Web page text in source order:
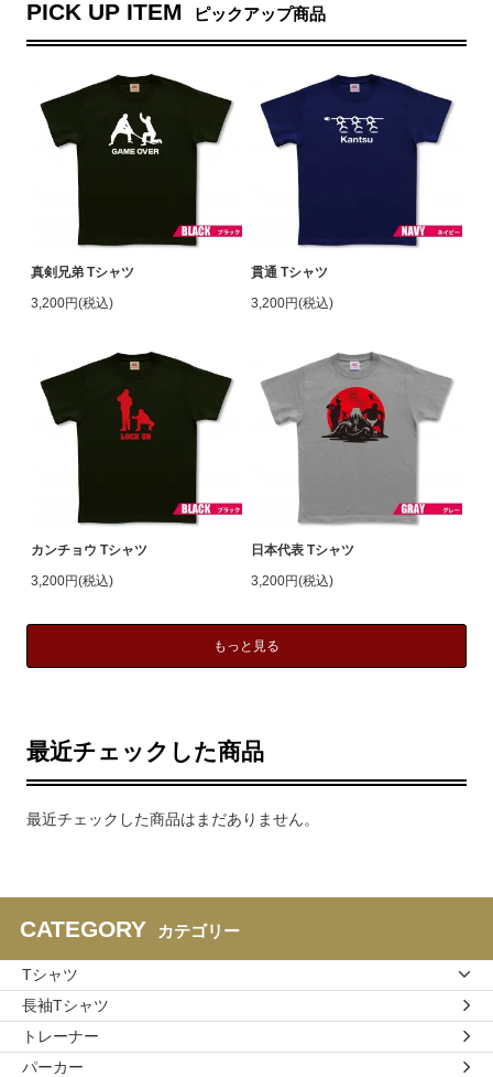
PICK UP ITEM ピックアップ商品
真剣兄弟 Tシャツ
3,200円(税込)
貫通 Tシャツ
3,200円(税込)
カンチョウ Tシャツ
3,200円(税込)
日本代表 Tシャツ
3,200円(税込)
もっと見る
最近チェックした商品
最近チェックした商品はまだありません。
CATEGORY カテゴリー
Tシャツ
長袖Tシャツ
トレーナー
パーカー